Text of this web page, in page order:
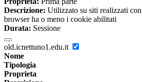
Descrizione: Utilizzato su siti realizzati
browser ha o meno i cookie abilitati
Durata: Sessione
old.icnettuno1.edu.it
Nome
Tipologia
Proprieta